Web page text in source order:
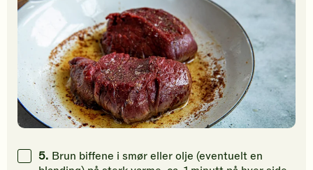
5. Brun biffene i smør eller olje (eventuelt en